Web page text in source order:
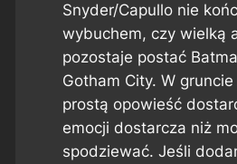
Snyder/Capullo nie
wybuchem, czy wielką
pozostaje postać
Gotham City. W
prostą opowieść
emocji dostarcza niż
spodziewać. Jeśli